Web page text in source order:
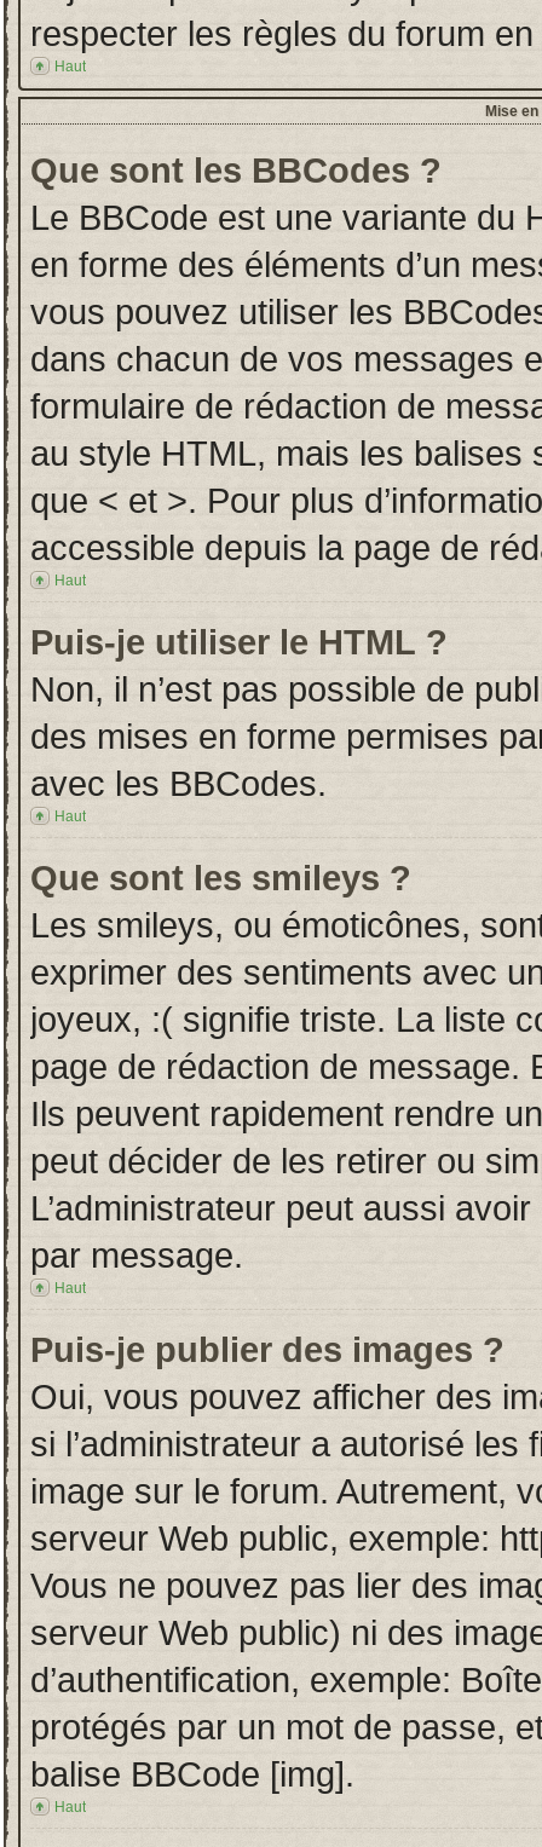
respecter les règles du forum
Haut
Mise
Que sont les BBCodes ?
Le BBCode est une variante du
en forme des éléments d’un
vous pouvez utiliser les
dans chacun de vos messages
formulaire de rédaction de
au style HTML, mais les
que < et >. Pour plus
accessible depuis la page de
Haut
Puis-je utiliser le HTML ?
Non, il n’est pas possible de
des mises en forme permises
avec les BBCodes.
Haut
Que sont les smileys ?
Les smileys, ou émoticônes,
exprimer des sentiments avec
joyeux, :( signifie triste. La liste
page de rédaction de message.
Ils peuvent rapidement rendre
peut décider de les retirer ou
L’administrateur peut aussi
par message.
Haut
Puis-je publier des images ?
Oui, vous pouvez afficher des
si l’administrateur a autorisé
image sur le forum. Autrement,
serveur Web public, exemple:
Vous ne pouvez pas lier des
serveur Web public) ni des
d’authentification, exemple:
protégés par un mot de passe,
balise BBCode [img].
Haut